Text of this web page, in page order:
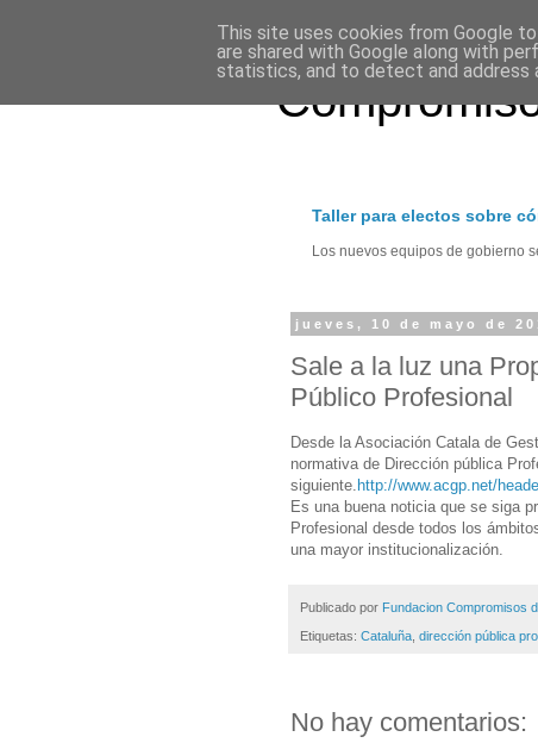
Taller para electos sobre
Los nuevos equipos de gobierno
jueves, 10 de mayo de
Sale a la luz una
Público Profesional
Desde la Asociación Catala de
normativa de Dirección pública
siguiente. http://www.acgp.net/
Es una buena noticia que se siga
Profesional desde todos los
una mayor institucionalización.
Publicado por Fundacion Compromisos
Etiquetas: Cataluña dirección pública
No hay comentarios:
This site uses cookies from Google
are shared with Google along with
statistics, and to detect and address